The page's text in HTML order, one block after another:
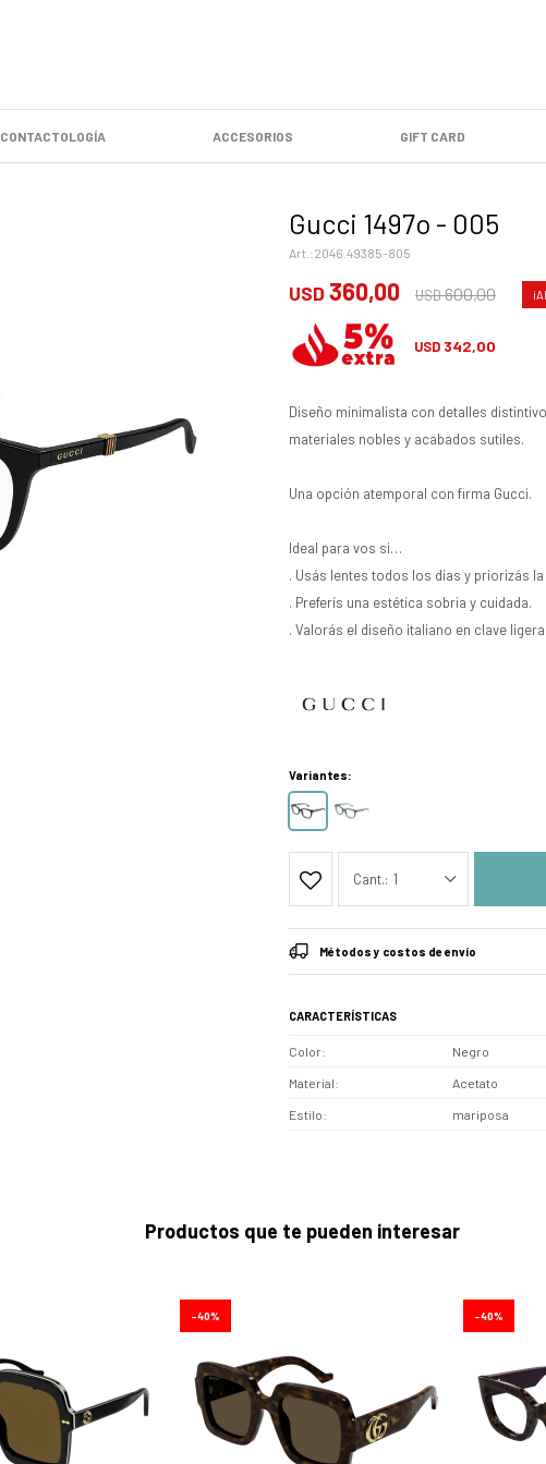
CONTACTOLOGÍA ACCESORIOS GIFT CARD
Gucci 1497o - 005
2046.49385-805
USD 360,00 USD600,00
USD 342,00
Diseño minimalista con detalles
materiales nobles y acabados sutiles.
Una opción atemporal con firma Gucci.
Ideal para vos si…
. Usás lentes todos los días y priorizás
. Preferís una estética sobria y cuidada.
. Valorás el diseño italiano en clave
Variantes:
1
Métodos y costos de envío
CARACTERÍSTICAS
Color Negro
Material Acetato
Estilo mariposa
Productos que te pueden interesar
40 40